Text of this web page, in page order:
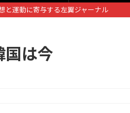
と運動に寄与する左翼ジャーナル
国は今